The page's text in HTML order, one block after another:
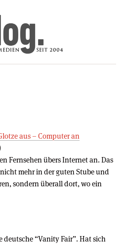
aus – Computer an
Fernsehen übers Internet an. Das
mehr in der guten Stube und
sondern überall dort, wo ein
deutsche “Vanity Fair”. Hat sich